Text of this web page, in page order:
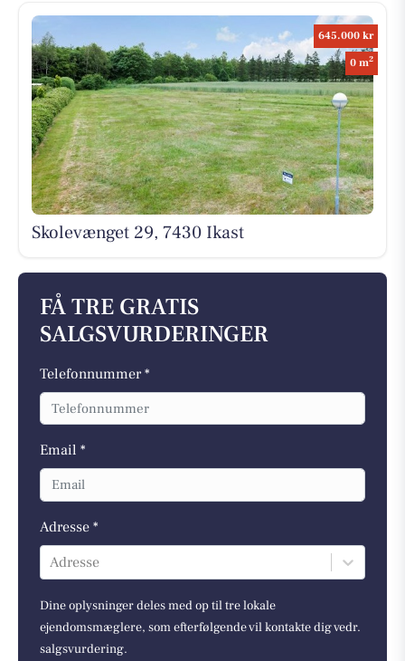
645.000 kr
0 m2
Skolevænget 29, 7430 Ikast
FÅ TRE GRATIS
SALGSVURDERINGER
Telefonnummer *
Email *
Adresse *
Adresse
Dine oplysninger deles med op til tre lokale
ejendomsmæglere, som efterfølgende vil kontakte dig vedr.
salgsvurdering.